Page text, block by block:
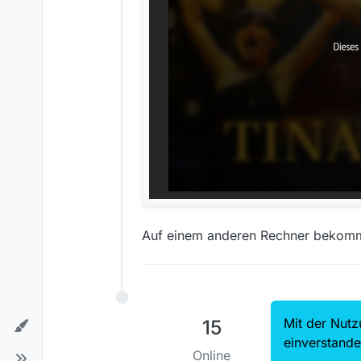
Auf einem anderen Rechner
15
Online
Mit der